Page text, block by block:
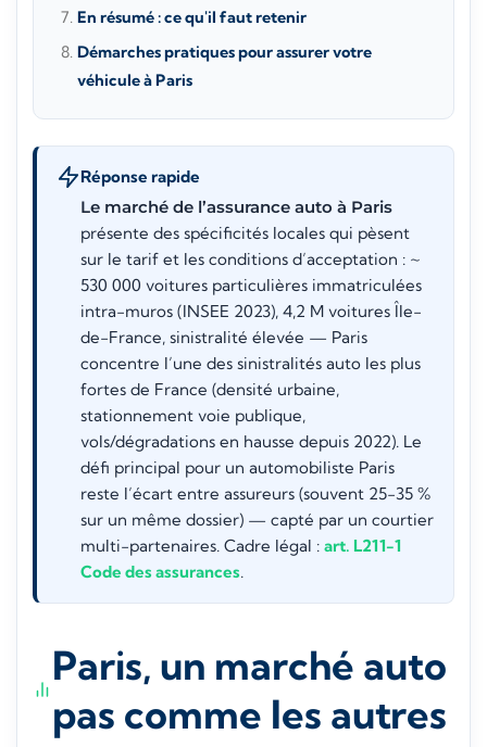
En résumé : ce qu'il faut retenir
Démarches pratiques pour assurer votre
véhicule à Paris
Réponse rapide
Le marché de l’assurance auto à Paris
présente des spécificités locales qui pèsent
sur le tarif et les conditions d’acceptation : ~
530 000 voitures particulières immatriculées
intra-muros (INSEE 2023), 4,2 M voitures Île-
de-France, sinistralité élevée — Paris
concentre l’une des sinistralités auto les plus
fortes de France (densité urbaine,
stationnement voie publique,
vols/dégradations en hausse depuis 2022). Le
défi principal pour un automobiliste Paris
reste l’écart entre assureurs (souvent 25-35 %
sur un même dossier) — capté par un courtier
multi-partenaires. Cadre légal : art. L211-1
Code des assurances.
Paris, un marché auto
pas comme les autres